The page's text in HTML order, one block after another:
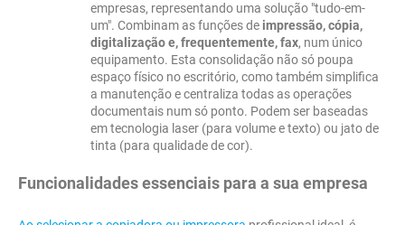
empresas, representando uma solução "tudo-em-
um". Combinam as funções de impressão, cópia,
digitalização e, frequentemente, fax, num único
equipamento. Esta consolidação não só poupa
espaço físico no escritório, como também simplifica
a manutenção e centraliza todas as operações
documentais num só ponto. Podem ser baseadas
em tecnologia laser (para volume e texto) ou jato de
tinta (para qualidade de cor).
Funcionalidades essenciais para a sua empresa